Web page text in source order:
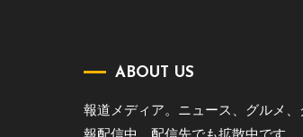
ABOUT US
報道メディア。ニュース、グルメ